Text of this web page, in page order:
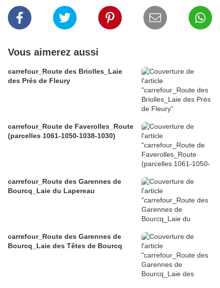
Vous aimerez aussi
carrefour_Route des Briolles_Laie
des Prés de Fleury
carrefour_Route de Faverolles_Route
(parcelles 1061-1050-1038-1030)
carrefour_Route des Garennes de
Bourcq_Laie du Lapereau
carrefour_Route des Garennes de
Bourcq_Laie des Têtes de Bourcq